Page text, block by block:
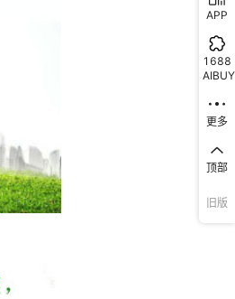
APP
1688
AIBUY
更多
顶部
旧版